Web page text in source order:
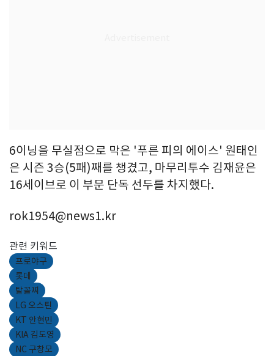
6이닝을 무실점으로 막은 '푸른 피의 에이스' 원태인
은 시즌 3승(5패)째를 챙겼고, 마무리투수 김재윤은
16세이브로 이 부문 단독 선두를 차지했다.
rok1954@news1.kr
관련 키워드
프로야구
롯데
탈꼴찌
LG 오스틴
KT 안현민
KIA 김도영
NC 구창모